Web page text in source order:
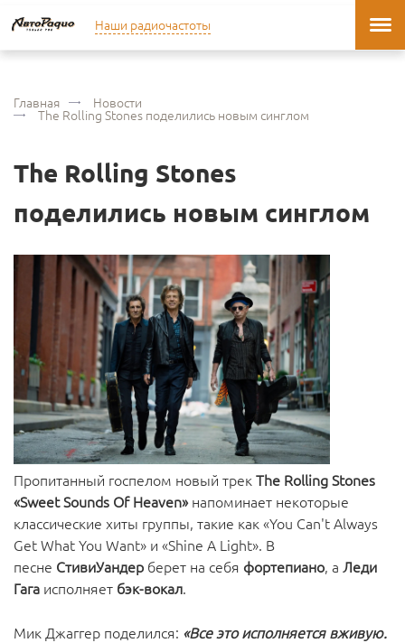
Наши радиочастоты
Главная Новости
The Rolling Stones поделились новым синглом
The Rolling Stones
поделились новым синглом
Пропитанный госпелом новый трек The Rolling Stones
«Sweet Sounds Of Heaven»напоминает некоторые
классические хиты группы, такие как «You Can't Always
Get What You Want» и «Shine A Light». В
песне СтивиУандер берет на себя фортепиано, а Леди
Гага исполняет бэк-вокал.
Мик Джаггер поделился: «Все это исполняется вживую.